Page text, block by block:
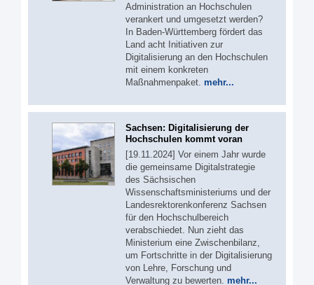
Administration an Hochschulen
verankert und umgesetzt werden?
In Baden-Württemberg fördert das
Land acht Initiativen zur
Digitalisierung an den Hochschulen
mit einem konkreten
Maßnahmenpaket. mehr...
Sachsen: Digitalisierung der
Hochschulen kommt voran
[19.11.2024] Vor einem Jahr wurde
die gemeinsame Digitalstrategie
des Sächsischen
Wissenschaftsministeriums und der
Landesrektorenkonferenz Sachsen
für den Hochschulbereich
verabschiedet. Nun zieht das
Ministerium eine Zwischenbilanz,
um Fortschritte in der Digitalisierung
von Lehre, Forschung und
Verwaltung zu bewerten. mehr...